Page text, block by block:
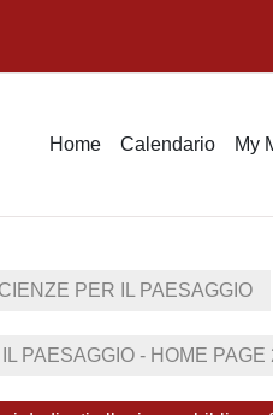
Home Calendario My
PER IL PAESAGGIO
PAESAGGIO - HOME PAGE